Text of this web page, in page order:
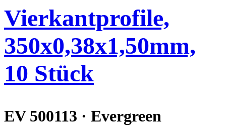
Vierkantprofile,
350x0,38x1,50mm,
10 Stück
EV 500113 · Evergreen